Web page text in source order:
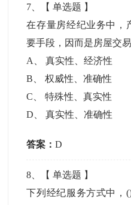
7 、【单选题 】
在存量房经纪业务中，
要手段，因而是房屋交
A
、真实性、经济性
B 、权威性、准确性
C 、特殊性、真实性
D 、真实性、准确性
答案：D
8 、【单选题 】
下列经纪服务方式中，